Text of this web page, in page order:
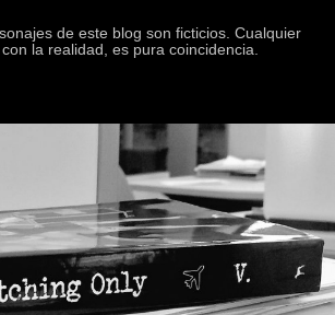
de este blog son ficticios. Cualquier
la realidad, es pura coincidencia.